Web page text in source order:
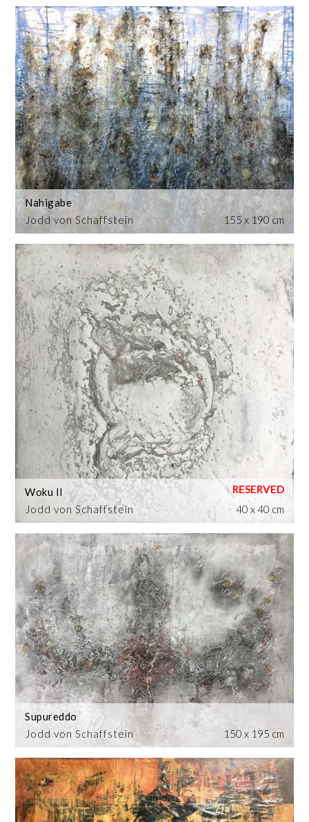
Jodd von Schaffstein
Nahigabe
155 x 190 cm
Jodd von Schaffstein
Woku II
40 x 40 cm
Jodd von Schaffstein
Supureddo
150 x 195 cm